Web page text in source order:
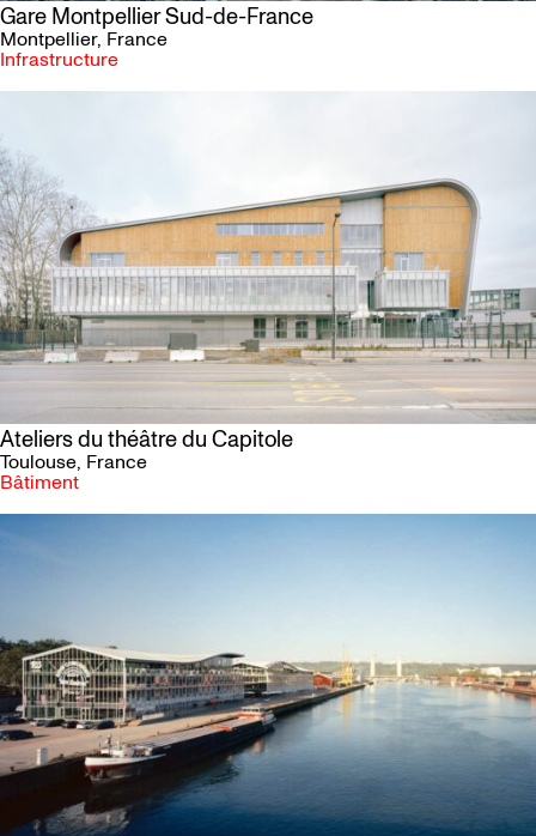
Gare Montpellier Sud-de-France
Montpellier, France
Infrastructure
Ateliers du théâtre du Capitole
Toulouse, France
Bâtiment